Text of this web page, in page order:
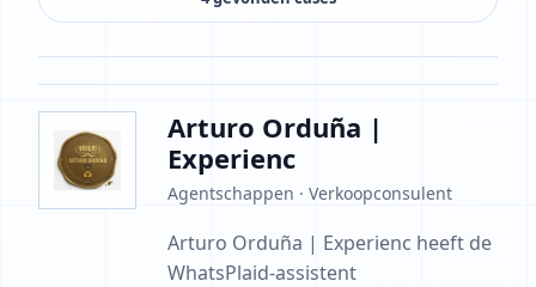
Arturo Orduña |
Experienc
Agentschappen · Verkoopconsulent
Arturo Orduña | Experienc heeft de
WhatsPlaid-assistent